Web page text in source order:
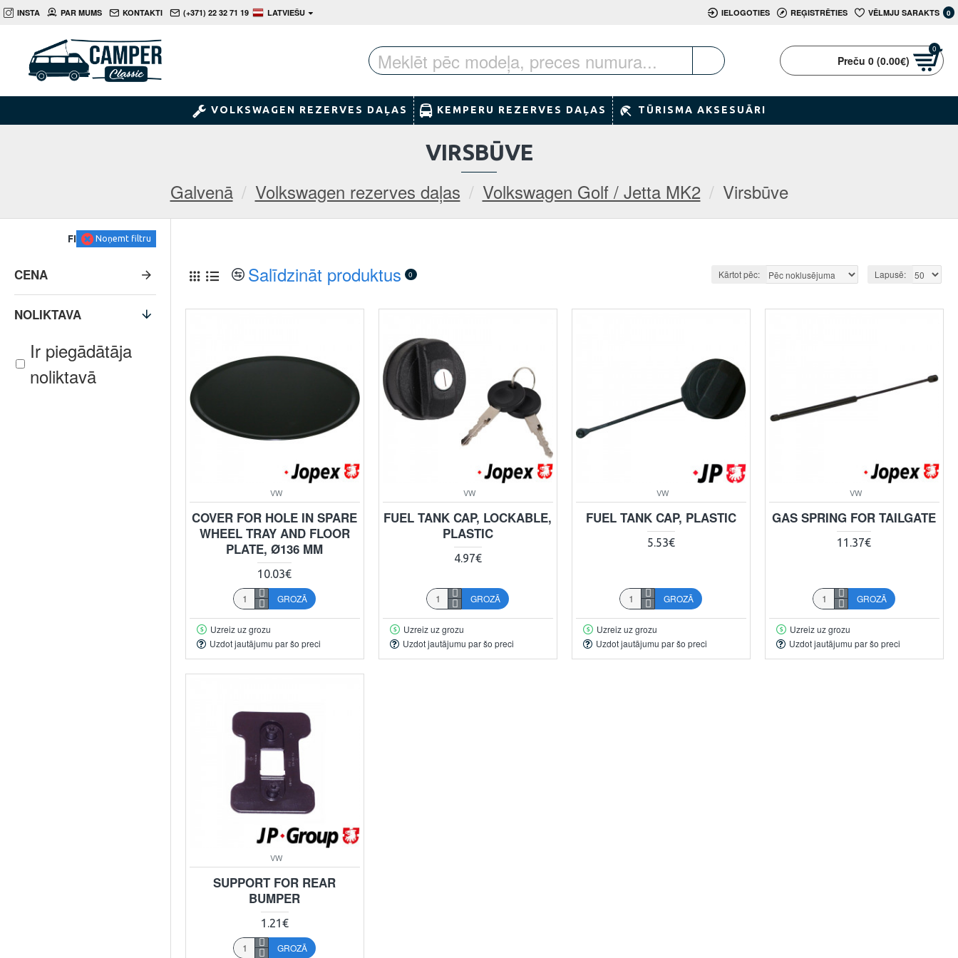
INSTA PAR MUMS KONTAKTI (+371) 22 32 71 19 LATVIEŠU IELOGOTIES REĢISTRĒTIES VĒLMJU SARAKTS 0
Preču 0 (0.00€)
0
VOLKSWAGEN REZERVES DAĻAS KEMPERU REZERVES DAĻAS TŪRISMA AKSESUĀRI
Galvenā Volkswagen rezerves daļas Volkswagen Golf / Jetta MK2 Virsbūve
VIRSBŪVE
FILTRSNoņemt filtru
CENA
NOLIKTAVA
Ir piegādātāja
noliktavā
Salīdzināt produktus 0 Kārtot pēc: Lapusē:
VW
COVER FOR HOLE IN SPARE
WHEEL TRAY AND FLOOR
PLATE, Ø136 MM
10.03€
GROZĀ
Uzreiz uz grozu
Uzdot jautājumu par šo preci
VW
FUEL TANK CAP, LOCKABLE,
PLASTIC
4.97€
GROZĀ
Uzreiz uz grozu
Uzdot jautājumu par šo preci
VW
FUEL TANK CAP, PLASTIC
5.53€
GROZĀ
Uzreiz uz grozu
Uzdot jautājumu par šo preci
VW
GAS SPRING FOR TAILGATE
11.37€
GROZĀ
Uzreiz uz grozu
Uzdot jautājumu par šo preci
VW
SUPPORT FOR REAR
BUMPER
1.21€
GROZĀ